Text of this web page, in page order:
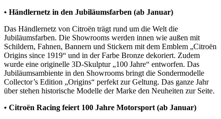
• Händlernetz in den Jubiläumsfarben (ab Januar)
Das Händlernetz von Citroën trägt rund um die Welt die
Jubiläumsfarben. Die Showrooms werden innen wie außen mit
Schildern, Fahnen, Bannern und Stickern mit dem Emblem „Citroën
Origins since 1919“ und in der Farbe Bronze dekoriert. Zudem
wurde eine originelle 3D-Skulptur „100 Jahre“ entworfen. Das
Jubiläumsambiente in den Showrooms bringt die Sondermodelle
Collector’s Edition „Origins“ perfekt zur Geltung. Das ganze Jahr
über stehen historische Modelle der Marke den Neuheiten zur Seite.
• Citroën Racing feiert 100 Jahre Motorsport (ab Januar)